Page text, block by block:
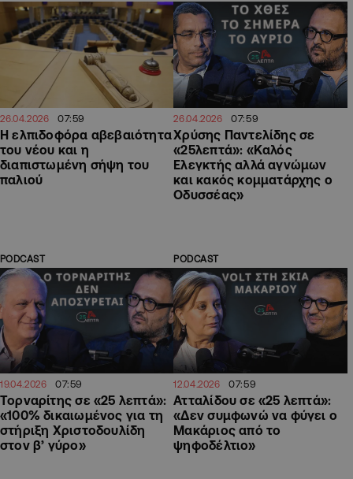
26.04.2026 07:59
Η ελπιδοφόρα αβεβαιότητα
του νέου και η
διαπιστωμένη σήψη του
παλιού
26.04.2026 07:59
Χρύσης Παντελίδης σε
«25λεπτά»: «Καλός
Ελεγκτής αλλά αγνώμων
και κακός κομματάρχης ο
Οδυσσέας»
PODCAST
19.04.2026 07:59
Τορναρίτης σε «25 λεπτά»:
«100% δικαιωμένος για τη
στήριξη Χριστοδουλίδη
στον β’ γύρο»
PODCAST
12.04.2026 07:59
Ατταλίδου σε «25 λεπτά»:
«Δεν συμφωνώ να φύγει ο
Μακάριος από το
ψηφοδέλτιο»